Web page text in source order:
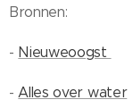
Bronnen:
- Nieuweoogst
- Alles over water